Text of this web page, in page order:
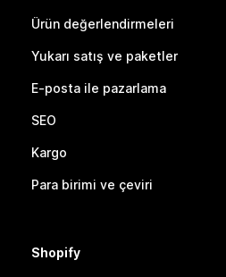
Ürün değerlendirmeleri
Yukarı satış ve paketler
E-posta ile pazarlama
SEO
Kargo
Para birimi ve çeviri
Shopify